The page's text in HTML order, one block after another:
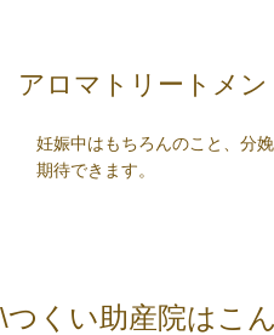
アロマトリートメン
妊娠中はもちろんのこと、分
期待できます。
\つくい助産院はこ